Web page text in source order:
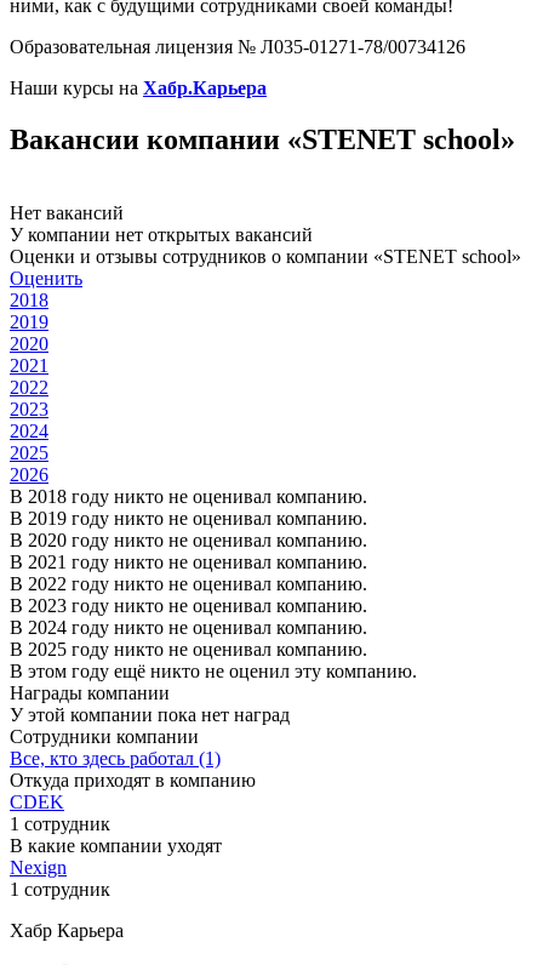
ними, как с будущими сотрудниками своей команды!
Образовательная лицензия № Л035-01271-78/00734126
Наши курсы на Хабр.Карьера
Вакансии компании «STENET school»
Нет вакансий
У компании нет открытых вакансий
Оценки и отзывы сотрудников о компании «STENET school»
Оценить
2018
2019
2020
2021
2022
2023
2024
2025
2026
В 2018 году никто не оценивал компанию.
В 2019 году никто не оценивал компанию.
В 2020 году никто не оценивал компанию.
В 2021 году никто не оценивал компанию.
В 2022 году никто не оценивал компанию.
В 2023 году никто не оценивал компанию.
В 2024 году никто не оценивал компанию.
В 2025 году никто не оценивал компанию.
В этом году ещё никто не оценил эту компанию.
Награды компании
У этой компании пока нет наград
Сотрудники компании
Все, кто здесь работал (1)
Откуда приходят в компанию
CDEK
1 сотрудник
В какие компании уходят
Nexign
1 сотрудник
Хабр Карьера